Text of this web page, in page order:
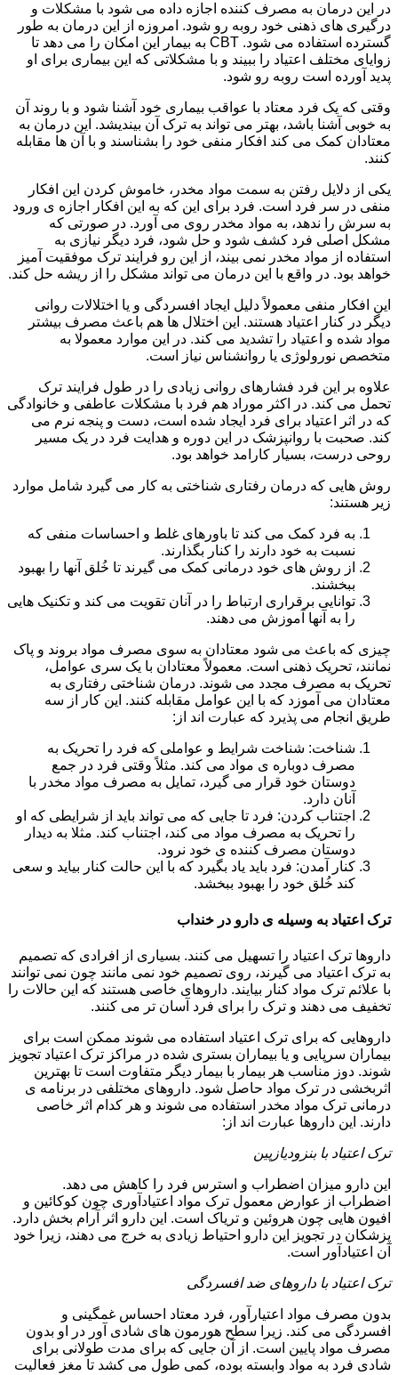
در این درمان به مصرف کننده اجازه داده می شود با مشکلات و
درگیری های ذهنی خود روبه رو شود. امروزه از این درمان به طور
گسترده استفاده می شود. CBT به بیمار این امکان را می دهد تا
زوایای مختلف اعتیاد را ببیند و با مشکلاتی که این بیماری برای او
پدید آورده است روبه رو شود.
وقتی که یک فرد معتاد با عواقب بیماری خود آشنا شود و با روند آن
به خوبی آشنا باشد، بهتر می تواند به ترک آن بیندیشد. این درمان به
معتادان کمک می کند افکار منفی خود را بشناسند و با آن ها مقابله
کنند.
یکی از دلایل رفتن به سمت مواد مخدر، خاموش کردن این افکار
منفی در سر فرد است. فرد برای این که به این افکار اجازه ی ورود
به سرش را ندهد، به مواد مخدر روی می آورد. در صورتی که
مشکل اصلی فرد کشف شود و حل شود، فرد دیگر نیازی به
استفاده از مواد مخدر نمی بیند، از این رو فرایند ترک موفقیت آمیز
خواهد بود. در واقع با این درمان می تواند مشکل را از ریشه حل کند.
این افکار منفی معمولاً دلیل ایجاد افسردگی و یا اختلالات روانی
دیگر در کنار اعتیاد هستند. این اختلال ها هم باعث مصرف بیشتر
مواد شده و اعتیاد را تشدید می کند. در این موارد معمولا به
متخصص نورولوژی یا روانشناس نیاز است.
علاوه بر این فرد فشارهای روانی زیادی را در طول فرایند ترک
تحمل می کند. در اکثر موراد هم فرد با مشکلات عاطفی و خانوادگی
که در اثر اعتیاد برای فرد ایجاد شده است، دست و پنجه نرم می
کند. صحبت با روانپزشک در این دوره و هدایت فرد در یک مسیر
روحی درست، بسیار کارامد خواهد بود.
روش هایی که درمان رفتاری شناختی به کار می گیرد شامل موارد
زیر هستند:
به فرد کمک می کند تا باورهای غلط و احساسات منفی که
نسبت به خود دارند را کنار بگذارند.
از روش های خود درمانی کمک می گیرند تا خُلق آنها را بهبود
ببخشند.
توانایی برقراری ارتباط را در آنان تقویت می کند و تکنیک هایی
را به آنها آموزش می دهند.
چیزی که باعث می شود معتادان به سوی مصرف مواد بروند و پاک
نمانند، تحریک ذهنی است. معمولاً معتادان با یک سری عوامل،
تحریک به مصرف مجدد می شوند. درمان شناختی رفتاری به
معتادان می آموزد که با این عوامل مقابله کنند. این کار از سه
طریق انجام می پذیرد که عبارت اند از:
شناخت: شناخت شرایط و عواملی که فرد را تحریک به
مصرف دوباره ی مواد می کند. مثلاً وقتی فرد در جمع
دوستان خود قرار می گیرد، تمایل به مصرف مواد مخدر با
آنان دارد.
اجتناب کردن: فرد تا جایی که می تواند باید از شرایطی که او
را تحریک به مصرف مواد می کند، اجتناب کند. مثلا به دیدار
دوستان مصرف کننده ی خود نرود.
کنار آمدن: فرد باید یاد بگیرد که با این حالت کنار بیاید و سعی
کند خُلق خود را بهبود ببخشد.
ترک اعتیاد به وسیله ی دارو در خنداب
داروها ترک اعتیاد را تسهیل می کنند. بسیاری از افرادی که تصمیم
به ترک اعتیاد می گیرند، روی تصمیم خود نمی مانند چون نمی توانند
با علائم ترک مواد کنار بیایند. داروهای خاصی هستند که این حالات را
تخفیف می دهند و ترک را برای فرد آسان تر می کنند.
داروهایی که برای ترک اعتیاد استفاده می شوند ممکن است برای
بیماران سرپایی و یا بیماران بستری شده در مراکز ترک اعتیاد تجویز
شوند. دوز مناسب هر بیمار با بیمار دیگر متفاوت است تا بهترین
اثربخشی در ترک مواد حاصل شود. داروهای مختلفی در برنامه ی
درمانی ترک مواد مخدر استفاده می شوند و هر کدام اثر خاصی
دارند. این داروها عبارت اند از:
ترک اعتیاد با بنزودیازپین
این دارو میزان اضطراب و استرس فرد را کاهش می دهد.
اضطراب از عوارض معمول ترک مواد اعتیادآوری چون کوکائین و
افیون هایی چون هروئین و تریاک است. این دارو اثر آرام بخش دارد.
پزشکان در تجویز این دارو احتیاط زیادی به خرج می دهند، زیرا خود
آن اعتیادآور است.
ترک اعتیاد با داروهای ضد افسردگی
بدون مصرف مواد اعتیارآور، فرد معتاد احساس غمگینی و
افسردگی می کند. زیرا سطح هورمون های شادی آور در او بدون
مصرف مواد پایین است. از آن جایی که برای مدت طولانی برای
شادی فرد به مواد وابسته بوده، کمی طول می کشد تا مغز فعالیت